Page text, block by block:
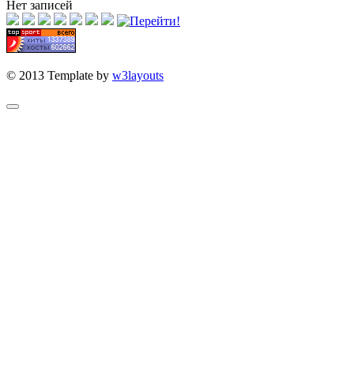
Нет записей
© 2013 Template by w3layouts